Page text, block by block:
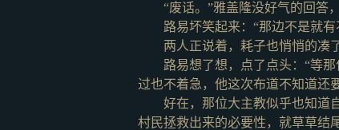
“废话。”雅盖隆没好气的回答
路易坏笑起来： “那边不是就
两人正说着，耗子也悄悄的凑
路易想了想，点了点头： “等
过也不着急，他这次布道不知道还
好在，那位大主教似乎也知道
村民拯救出来的必要性，就草草结